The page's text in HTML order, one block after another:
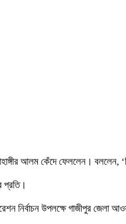
আলম কেঁদে ফেললেন। বললেন,
প্রতি।
নির্বাচন উপলক্ষে গাজীপুর জেলা